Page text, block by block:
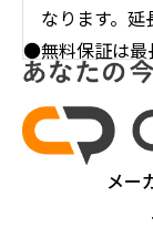
なります。延
●無料保証は最
メー